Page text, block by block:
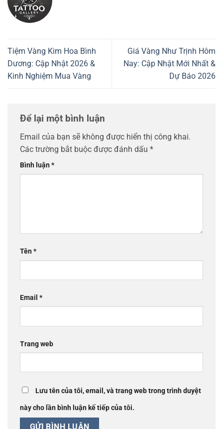
Tiệm Vàng Kim Hoa Bình
Dương: Cập Nhật 2026 &
Kinh Nghiệm Mua Vàng
Giá Vàng Như Trịnh Hôm
Nay: Cập Nhật Mới Nhất &
Dự Báo 2026
Để lại một bình luận
Email của bạn sẽ không được hiển thị công khai.
Các trường bắt buộc được đánh dấu *
Bình luận*
Tên*
Email *
Trang web
Lưu tên của tôi, email, và trang web trong trình duyệt
này cho lần bình luận kế tiếp của tôi.